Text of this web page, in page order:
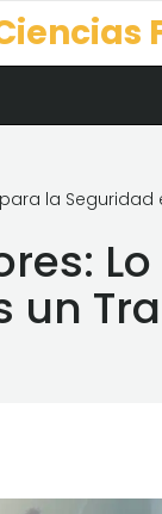
la
un